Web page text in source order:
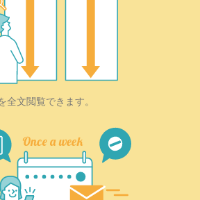
全文閲覧できます。